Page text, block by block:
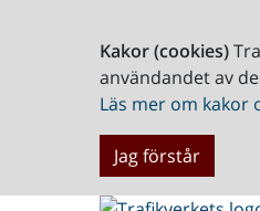
Kakor (cookies)
användandet av
Läs mer om kakor
Jag förstår